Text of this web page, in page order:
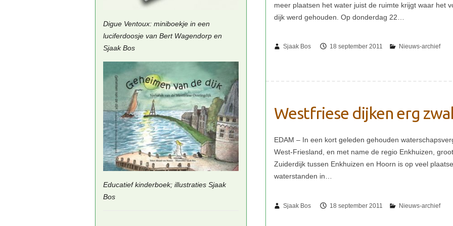
Sjaak Bos 18 september 2011
Westfriese dijken erg
Sjaak Bos 18 september 2011
Digue Ventoux: miniboekje in een
luciferdoosje van Bert Wagendorp en
Sjaak Bos
Educatief kinderboek; illustraties Sjaak
Bos